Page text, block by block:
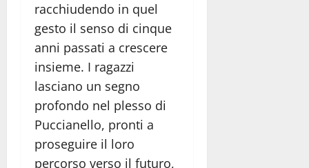
racchiudendo in quel
gesto il senso di cinque
anni passati a crescere
insieme. I ragazzi
lasciano un segno
profondo nel plesso di
Puccianello, pronti a
proseguire il loro
percorso verso il futuro,